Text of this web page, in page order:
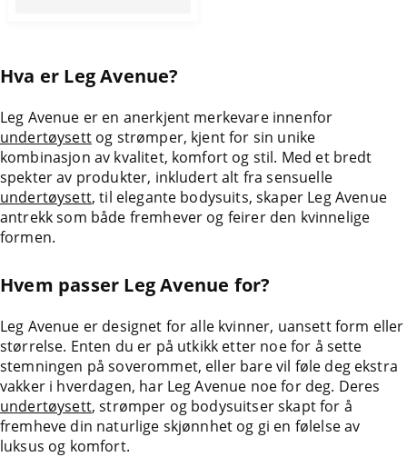
Hva er Leg Avenue?
Leg Avenue er en anerkjent merkevare innenfor
undertøysettog strømper, kjent for sin unike
kombinasjon av kvalitet, komfort og stil. Med et bredt
spekter av produkter, inkludert alt fra sensuelle
undertøysett, til elegante bodysuits, skaper Leg Avenue
antrekk som både fremhever og feirer den kvinnelige
formen.
Hvem passer Leg Avenue for?
Leg Avenue er designet for alle kvinner, uansett form eller
størrelse. Enten du er på utkikk etter noe for å sette
stemningen på soverommet, eller bare vil føle deg ekstra
vakker i hverdagen, har Leg Avenue noe for deg. Deres
undertøysett,strømper og bodysuitser skapt for å
fremheve din naturlige skjønnhet og gi en følelse av
luksus og komfort.